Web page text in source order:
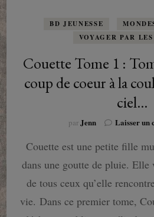
BD JEUNESSE
VOYAGER PAR
Couette Tome 1 :
coup de coeur à la
ciel…
parJenn Laisser un
Couette est une petite fille
dans une goutte de pluie.
de tous ceux qu’elle
vie. Dans ce premier tome,